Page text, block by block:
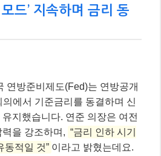
드’ 지속하며 금리 동
연방준비제도(Fed)는 연방공개
에서 기준금리를 동결하며 신
지했습니다. 연준 의장은 여전
을 강조하며, “금리 인하 시기
동적일 것” 이라고 밝혔는데요.